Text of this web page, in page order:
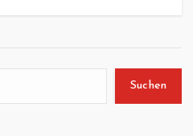
Suchen